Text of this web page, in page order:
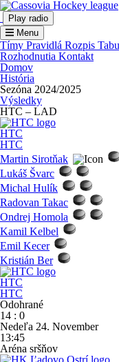
Play radio
Menu
Tímy Pravidlá Rozpis
Rozhodnutia Kontakt
Domov
História
Sezóna 2024/2025
Výsledky
HTC – LAD
HTC
HTC
Martin Sirotňak
Lukáš Švarc
Michal Hulík
Radovan Takac
Ondrej Homola
Kamil Kelbel
Emil Kecer
Kristián Ber
HTC
HTC
Odohrané
14 : 0
Nedeľa 24. November
13:45
Aréna sršňov